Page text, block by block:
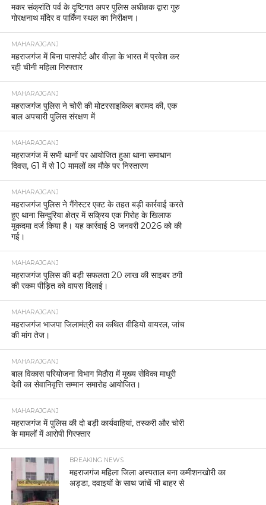
मकर संक्रांति पर्व के दृष्टिगत अपर पुलिस अधीक्षक द्वारा गुरु
गोरक्षनाथ मंदिर व पार्किंग स्थल का निरीक्षण।
MAHARAJGANJ
महराजगंज में बिना पासपोर्ट और वीज़ा के भारत में प्रवेश कर
रही चीनी महिला गिरफ्तार
MAHARAJGANJ
महराजगंज पुलिस ने चोरी की मोटरसाइकिल बरामद की, एक
बाल अपचारी पुलिस संरक्षण में
MAHARAJGANJ
महराजगंज में सभी थानों पर आयोजित हुआ थाना समाधान
दिवस, 61 में से 10 मामलों का मौके पर निस्तारण
MAHARAJGANJ
महराजगंज पुलिस ने गैंगेस्टर एक्ट के तहत बड़ी कार्रवाई करते
हुए थाना सिन्दुरिया क्षेत्र में सक्रिय एक गिरोह के खिलाफ
मुकदमा दर्ज किया है। यह कार्रवाई 8 जनवरी 2026 को की
गई।
MAHARAJGANJ
महराजगंज पुलिस की बड़ी सफलता 20 लाख की साइबर ठगी
की रकम पीड़ित को वापस दिलाई।
MAHARAJGANJ
महराजगंज भाजपा जिलामंत्री का कथित वीडियो वायरल, जांच
की मांग तेज।
MAHARAJGANJ
बाल विकास परियोजना विभाग मिठौरा में मुख्य सेविका माधुरी
देवी का सेवानिवृत्ति सम्मान समारोह आयोजित।
MAHARAJGANJ
महराजगंज में पुलिस की दो बड़ी कार्यवाहियां, तस्करी और चोरी
के मामलों में आरोपी गिरफ्तार
BREAKING NEWS
महराजगंज महिला जिला अस्पताल बना कमीशनखोरी का
अड्डा, दवाइयों के साथ जांचें भी बाहर से